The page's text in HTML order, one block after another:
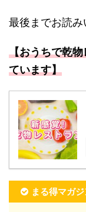
最後までお読み
【おうちで乾
ています】
まる得マガ